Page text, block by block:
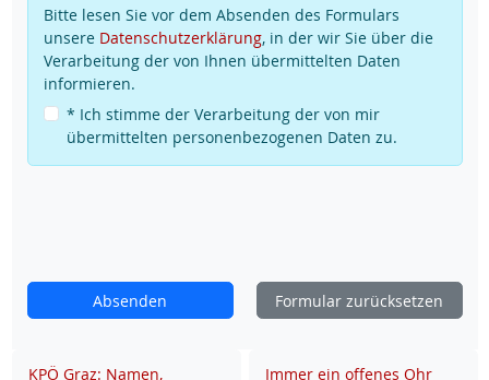
Bitte lesen Sie vor dem Absenden des Formulars
unsere Datenschutzerklärung, in der wir Sie über die
Verarbeitung der von Ihnen übermittelten Daten
informieren.
* Ich stimme der Verarbeitung der von mir
übermittelten personenbezogenen Daten zu.
Absenden Formular zurücksetzen
KPÖ Graz: Namen,
Immer ein offenes Ohr